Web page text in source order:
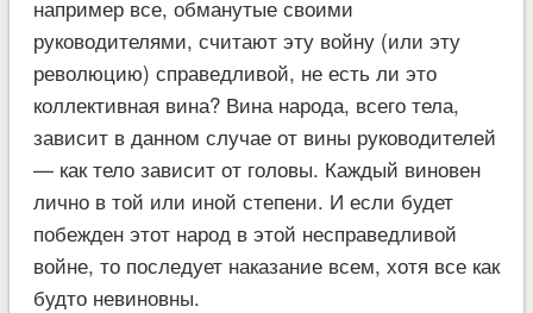
например все, обманутые своими
руководителями, считают эту войну (или эту
революцию) справедливой, не есть ли это
коллективная вина? Вина народа, всего тела,
зависит в данном случае от вины руководителей
— как тело зависит от головы. Каждый виновен
лично в той или иной степени. И если будет
побежден этот народ в этой несправедливой
войне, то последует наказание всем, хотя все как
будто невиновны.